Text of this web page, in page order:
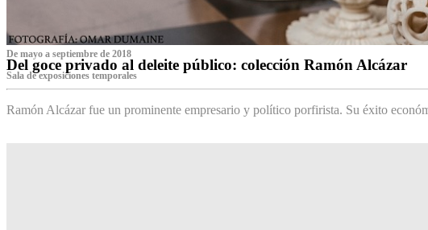
De mayo a septiembre de 2018
Del goce privado al deleite público: colección Ramón Alcázar
Sala de exposiciones temporales
Ramón Alcázar fue un prominente empresario y político porfirista. Su éxito